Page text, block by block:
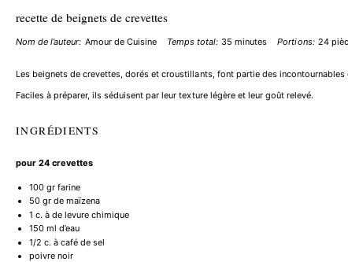
recette de beignets de crevettes
Nom de l’auteur: Amour de Cuisine Temps total: 35 minutes Portions: 24
Les beignets de crevettes, dorés et croustillants, font partie des incontournables
Faciles à préparer, ils séduisent par leur texture légère et leur goût relevé.
INGRÉDIENTS
pour 24 crevettes
100gr farine
50gr de maïzena
1 c. à de levure chimique
150ml d’eau
1/2 c. à café de sel
poivre noir